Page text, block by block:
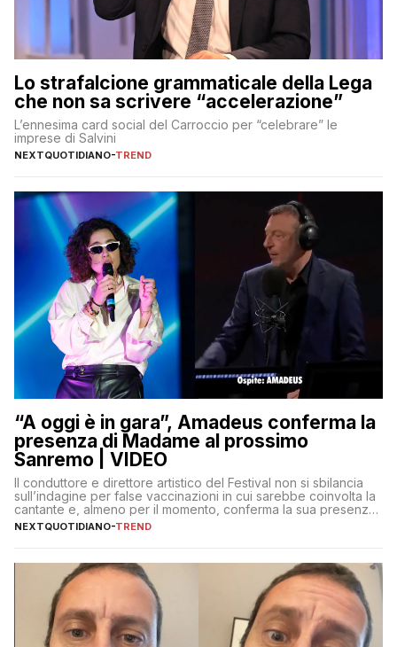
Lo strafalcione grammaticale della Lega
che non sa scrivere “accelerazione”
L’ennesima card social del Carroccio per “celebrare” le
imprese di Salvini
NEXTQUOTIDIANO-TREND
“A oggi è in gara”, Amadeus conferma la
presenza di Madame al prossimo
Sanremo | VIDEO
Il conduttore e direttore artistico del Festival non si sbilancia
sull’indagine per false vaccinazioni in cui sarebbe coinvolta la
cantante e, almeno per il momento, conferma la sua presenza
sul palco dell’Ariston
NEXTQUOTIDIANO-TREND